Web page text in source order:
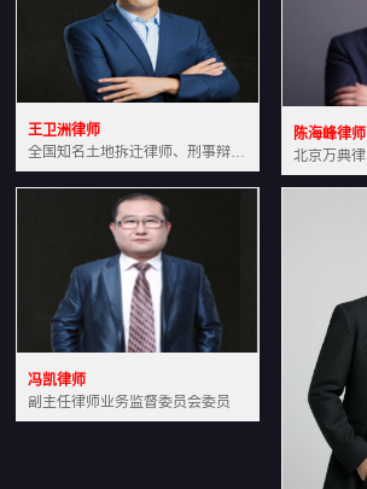
王卫洲律师
全国知名土地拆迁律师、刑事辩护律师北京万典律师事务所主任中国法学会会员北京市行政法研究会理事
陈海峰律师
冯凯律师
副主任律师业务监督委员会委员